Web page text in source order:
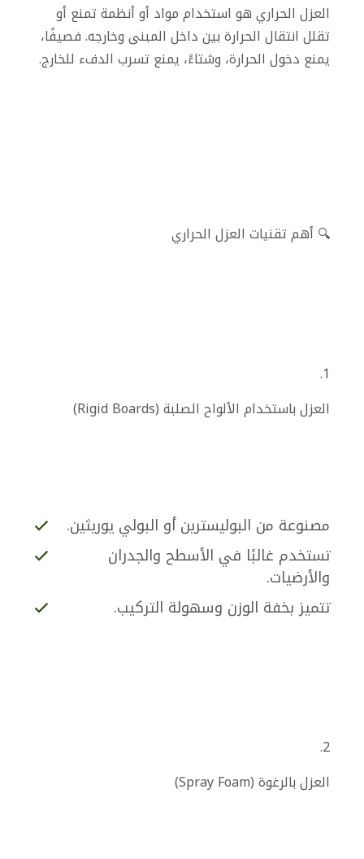
العزل الحراري هو استخدام مواد أو أنظمة تمنع أو
تقلل انتقال الحرارة بين داخل المبنى وخارجه. فصيفًا،
يمنع دخول الحرارة، وشتاءً، يمنع تسرب الدفء للخارج.
🔍 أهم تقنيات العزل الحراري
1.
العزل باستخدام الألواح الصلبة (Rigid Boards)
مصنوعة من البوليسترين أو البولي يوريثين.
تستخدم غالبًا في الأسطح والجدران
والأرضيات.
تتميز بخفة الوزن وسهولة التركيب.
2.
العزل بالرغوة (Spray Foam)